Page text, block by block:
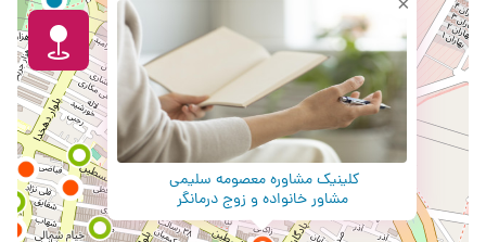
کلینیک مشاوره معصومه سلیمی
مشاور خانواده و زوج درمانگر